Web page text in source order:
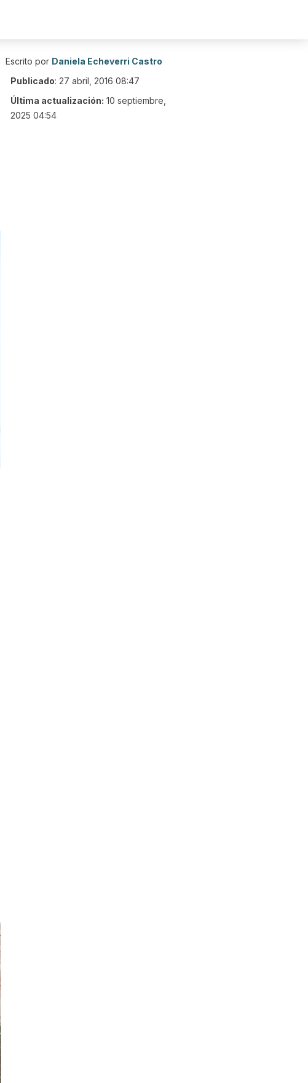
Escrito por Daniela Echeverri Castro
Publicado: 27 abril, 2016 08:47
Última actualización: 10 septiembre,
2025 04:54